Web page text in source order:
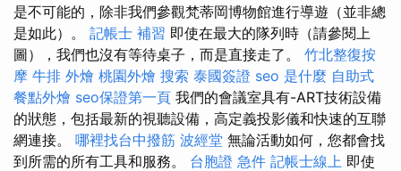
是不可能的，除非我們參觀梵蒂岡博物館進行導遊（並非總
是如此）。 記帳士 補習 即使在最大的隊列時（請參閱上
圖），我們也沒有等待桌子，而是直接走了。 竹北整復按
摩 牛排 外燴 桃園外燴 搜索 泰國簽證 seo 是什麼 自助式
餐點外燴 seo保證第一頁 我們的會議室具有-ART技術設備
的狀態，包括最新的視聽設備，高定義投影儀和快速的互聯
網連接。 哪裡找台中撥筋 波經堂 無論活動如何，您都會找
到所需的所有工具和服務。 台胞證 急件 記帳士線上 即使